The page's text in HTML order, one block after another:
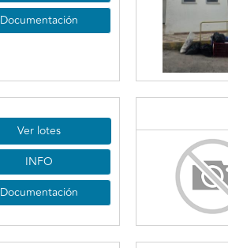
Documentación
Ver lotes
INFO
Documentación